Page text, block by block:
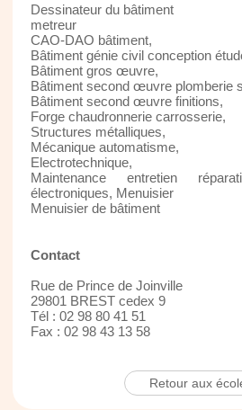
Dessinateur du bâtiment
metreur
CAO-DAO bâtiment,
Bâtiment génie civil conception
Bâtiment gros œuvre,
Bâtiment second œuvre plomberie
Bâtiment second œuvre finitions,
Forge chaudronnerie carrosserie,
Structures métalliques,
Mécanique automatisme,
Electrotechnique,
Maintenance entretien
électroniques, Menuisier
Menuisier de bâtiment
Contact
Rue de Prince de Joinville
29801 BREST cedex 9
Tél : 02 98 80 41 51
Fax : 02 98 43 13 58
Retour aux